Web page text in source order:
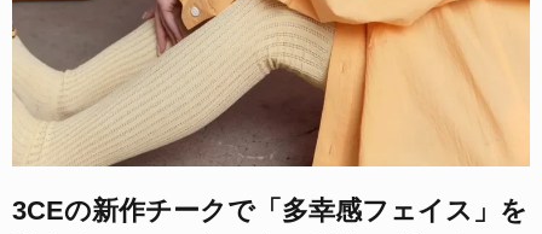
3CEの新作チークで「多幸感フェイス」を